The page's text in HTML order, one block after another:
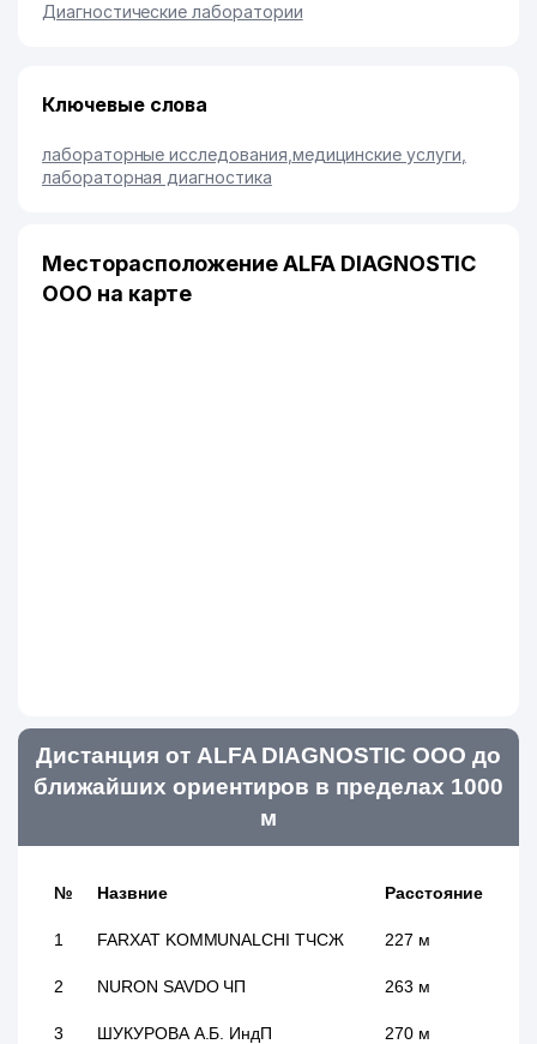
Диагностические лаборатории
Ключевые слова
лабораторные исследования медицинские услуги
лабораторная диагностика
Месторасположение ALFA DIAGNOSTIC
ООО на карте
Дистанция от ALFA DIAGNOSTIC ООО до
ближайших ориентиров в пределах 1000
м
№ Назвние Расстояние
1 FARXAT KOMMUNALCHI ТЧСЖ 227 м
2 NURON SAVDO ЧП 263 м
3 ШУКУРОВА А.Б. ИндП 270 м